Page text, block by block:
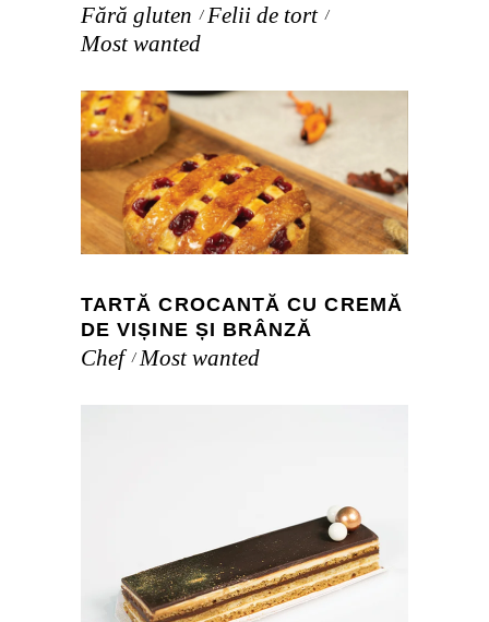
Fără gluten
Felii de tort
Most wanted
TARTĂ CROCANTĂ CU CREMĂ
DE VIȘINE ȘI BRÂNZĂ
Chef Most wanted